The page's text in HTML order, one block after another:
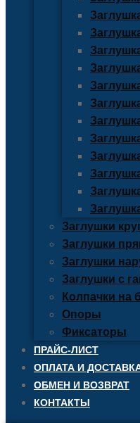
Заглушки
Заглушки
Заглушки
Заглушки с
Колпачки на
Опоры
Фиксаторы
ПРАЙС-ЛИСТ
ОПЛАТА И
ОБМЕН И ВОЗВРАТ
КОНТАКТЫ